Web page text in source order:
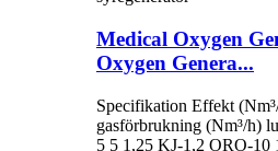
Medical Oxygen
Oxygen Genera...
Specifikation Effekt
gasförbrukning (Nm³/h)
5 5 1,25 KJ-1,2 ORO-10